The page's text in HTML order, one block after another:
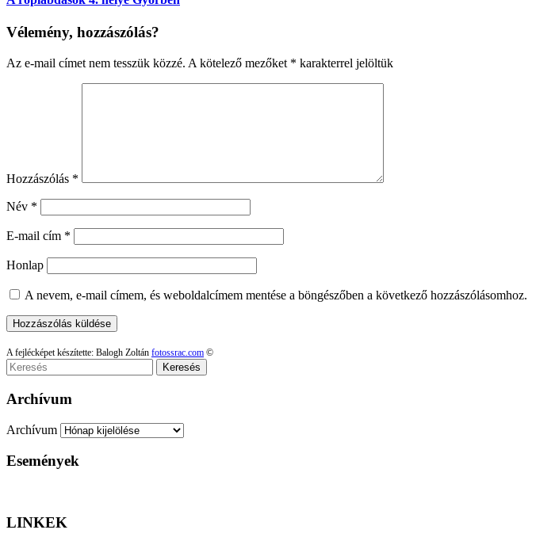
Vélemény, hozzászólás?
Az e-mail címet nem tesszük közzé. A kötelező mezőket * karakterrel jelöltük
Hozzászólás *
Név *
E-mail cím *
Honlap
A nevem, e-mail címem, és weboldalcímem mentése a böngészőben a következő hozzászólásomhoz.
A fejlécképet készítette: Balogh Zoltán fotossrac.com ©
Keresés
Archívum
Archívum
Események
LINKEK